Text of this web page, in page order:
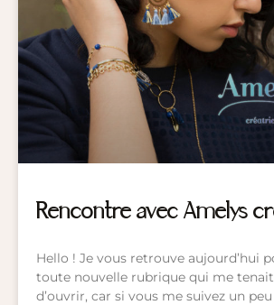
Rencontre avec Amelys
Hello ! Je vous retrouve aujourd’hui
toute nouvelle rubrique qui me
d’ouvrir, car si vous me suivez un